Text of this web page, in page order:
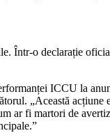
Într-o declarație
ICCU la
„Această acțiune
ar fi martori de